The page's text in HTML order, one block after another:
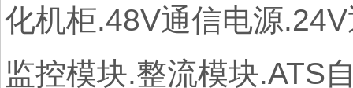
化机柜.48V通信电源
监控模块.整流模块.ATS